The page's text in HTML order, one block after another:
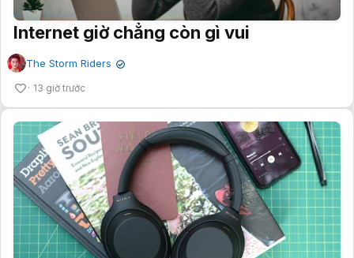
Internet giờ chẳng còn gì vui
The Storm Riders ✔
13 giờ trước